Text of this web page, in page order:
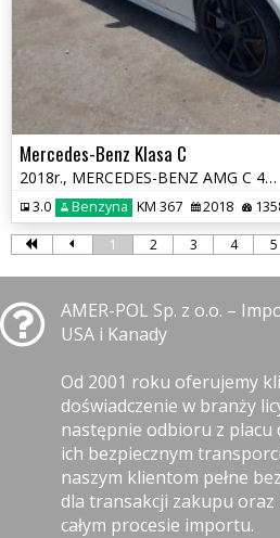
Mercedes-Benz Klasa C
2018r., MERCEDES-BENZ AMG C 43 4MATIC, 3L, od ubezpieczalni
3.0 Benzyna KM 367 2018
1 2 3 4 5
AMER-POL Sp. z o.o. –
USA i Kanady
Od 2001 roku oferujemy
doświadczenie w branży
następnie odbioru z
ich bezpiecznym
naszym klientom pełne
dla transakcji zakupu
całym procesie importu.